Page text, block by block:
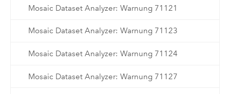
Mosaic Dataset Analyzer: Warnung 71121
Mosaic Dataset Analyzer: Warnung 71123
Mosaic Dataset Analyzer: Warnung 71124
Mosaic Dataset Analyzer: Warnung 71127